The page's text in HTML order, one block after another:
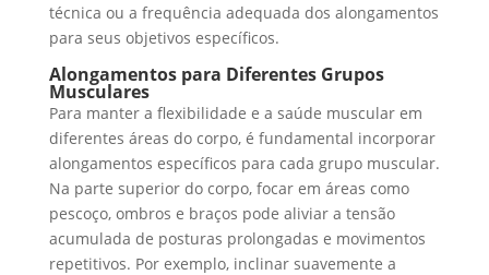
técnica ou a frequência adequada dos alongamentos
para seus objetivos específicos.
Alongamentos para Diferentes Grupos
Musculares
Para manter a flexibilidade e a saúde muscular em
diferentes áreas do corpo, é fundamental incorporar
alongamentos específicos para cada grupo muscular.
Na parte superior do corpo, focar em áreas como
pescoço, ombros e braços pode aliviar a tensão
acumulada de posturas prolongadas e movimentos
repetitivos. Por exemplo, inclinar suavemente a